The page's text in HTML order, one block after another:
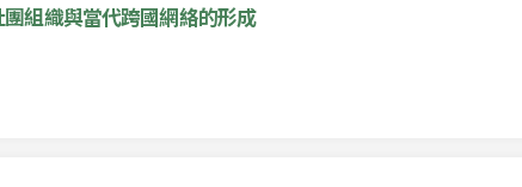
組織與當代跨國網絡的形成